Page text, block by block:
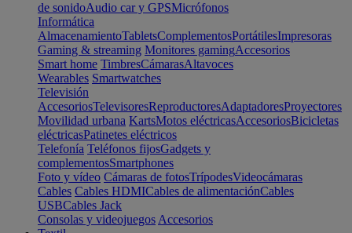
de sonidoAudio car y GPSMicrófonos
Informática
AlmacenamientoTabletsComplementosPortátilesImpresoras
Gaming & streaming Monitores gamingAccesorios
Smart home TimbresCámarasAltavoces
Wearables Smartwatches
Televisión
AccesoriosTelevisoresReproductoresAdaptadoresProyectores
Movilidad urbana KartsMotos eléctricasAccesoriosBicicletas
eléctricasPatinetes eléctricos
Telefonía Teléfonos fijosGadgets y
complementosSmartphones
Foto y vídeo Cámaras de fotosTrípodesVideocámaras
Cables Cables HDMICables de alimentaciónCables
USBCables Jack
Consolas y videojuegos Accesorios